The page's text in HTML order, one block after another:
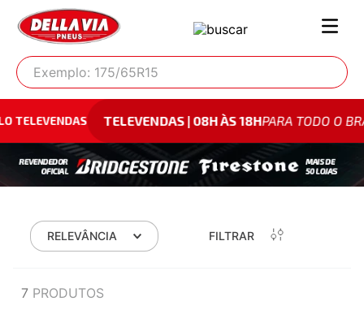
Exemplo: 175/65R15
TELEVENDAS | 08H ÀS 18HPARA TODO O BRASIL
RELEVÂNCIA FILTRAR
7 PRODUTOS